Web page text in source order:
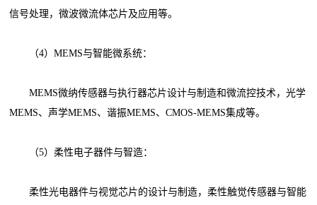
信号处理，微波微流体芯片及应用等。
（4）MEMS与智能微系统：
MEMS微纳传感器与执行器芯片设计与制造和微流控技术，光学
MEMS、声学MEMS、谐振MEMS、CMOS-MEMS集成等。
（5）柔性电子器件与智造：
柔性光电器件与视觉芯片的设计与制造，柔性触觉传感器与智能